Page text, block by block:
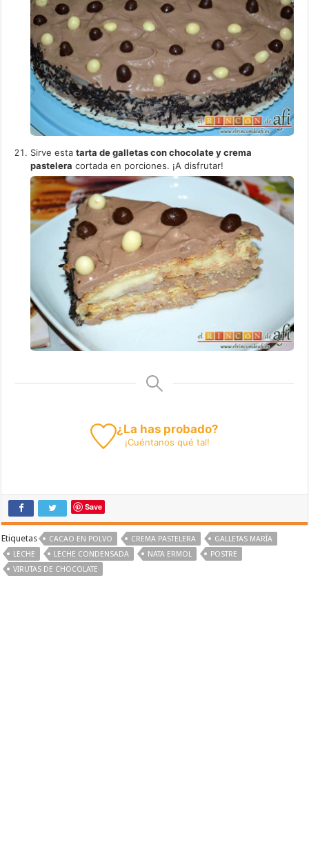
Sirve estatarta de galletas con chocolate y crema
pastelera cortada en porciones. ¡A disfrutar!
¿La has probado?
¡Cuéntanos qué tal!
Save
Etiquetas CACAO EN POLVO CREMA PASTELERA
GALLETAS MARÍA
LECHE
LECHE CONDENSADA NATA ERMOL
POSTRE
VIRUTAS DE CHOCOLATE